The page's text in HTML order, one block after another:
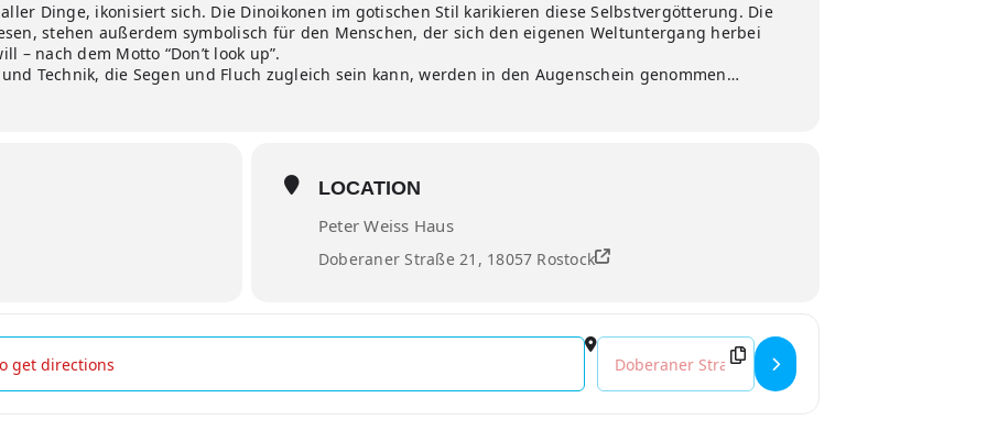
Dinge, ikonisiert sich. Die Dinoikonen im gotischen Stil karikieren diese Selbstvergötterung. Die
stehen außerdem symbolisch für den Menschen, der sich den eigenen Weltuntergang herbei
nach dem Motto “Don’t look up”.
Technik, die Segen und Fluch zugleich sein kann, werden in den Augenschein genommen…
LOCATION
Peter Weiss Haus
Doberaner Straße 21, 18057 Rostock
Up" Josephine Steinfurth [] Destination Address - Vernissage "Look Up"